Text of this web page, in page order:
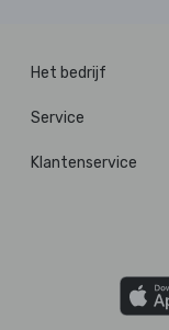
Het bedrijf
Service
Klantenservice